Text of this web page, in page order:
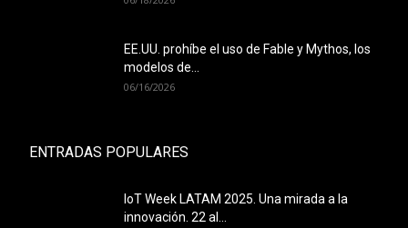
EE.UU. prohíbe el uso de Fable y Mythos, los
modelos de...
06/16/2026
ENTRADAS POPULARES
IoT Week LATAM 2025. Una mirada a la
innovación. 22 al...